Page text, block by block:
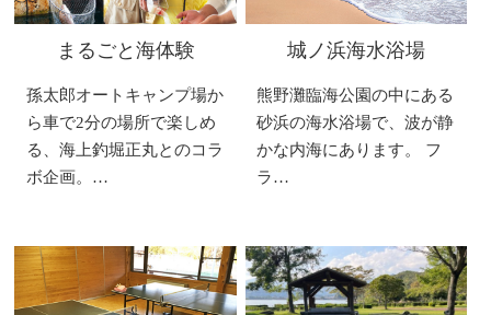
まるごと海体験
孫太郎オートキャンプ場か
ら車で2分の場所で楽しめ
る、海上釣堀正丸とのコラ
ボ企画。…
城ノ浜海水浴場
熊野灘臨海公園の中にある
砂浜の海水浴場で、波が静
かな内海にあります。 フ
ラ…